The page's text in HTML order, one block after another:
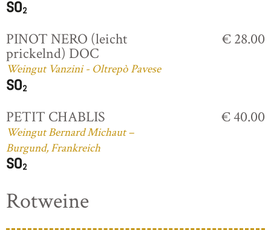
PINOT NERO (leicht
prickelnd) DOC
Weingut Vanzini - Oltrepò Pavese
€ 28.00
PETIT CHABLIS
Weingut Bernard Michaut –
Burgund, Frankreich
€ 40.00
Rotweine